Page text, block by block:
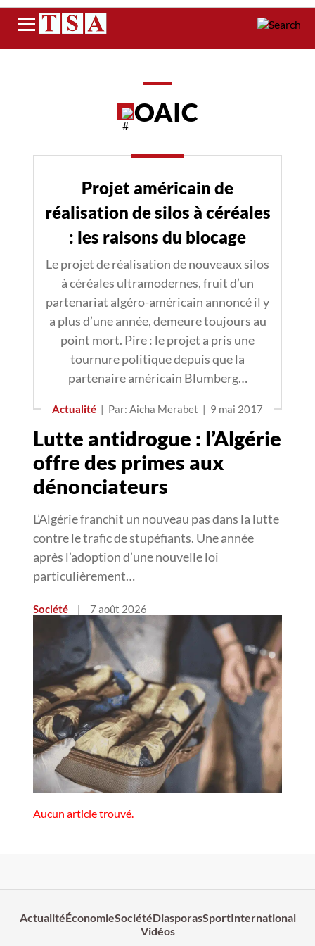
Menu
OAIC
Projet américain de
réalisation de silos à céréales
: les raisons du blocage
Le projet de réalisation de nouveaux silos
à céréales ultramodernes, fruit d’un
partenariat algéro-américain annoncé il y
a plus d’une année, demeure toujours au
point mort. Pire : le projet a pris une
tournure politique depuis que la
partenaire américain Blumberg…
Actualité | Par: Aicha Merabet | 9 mai 2017
Lutte antidrogue : l’Algérie
offre des primes aux
dénonciateurs
L’Algérie franchit un nouveau pas dans la lutte
contre le trafic de stupéfiants. Une année
après l’adoption d’une nouvelle loi
particulièrement…
Société | 7 août 2026
Aucun article trouvé.
ActualitéÉconomieSociétéDiasporasSportInternational
Vidéos